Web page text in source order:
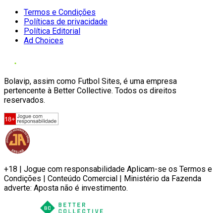
Termos e Condições
Políticas de privacidade
Política Editorial
Ad Choices
Bolavip, assim como Futbol Sites, é uma empresa
pertencente à Better Collective. Todos os direitos
reservados.
+18 | Jogue com responsabilidade Aplicam-se os Termos e
Condições | Conteúdo Comercial | Ministério da Fazenda
adverte: Aposta não é investimento.